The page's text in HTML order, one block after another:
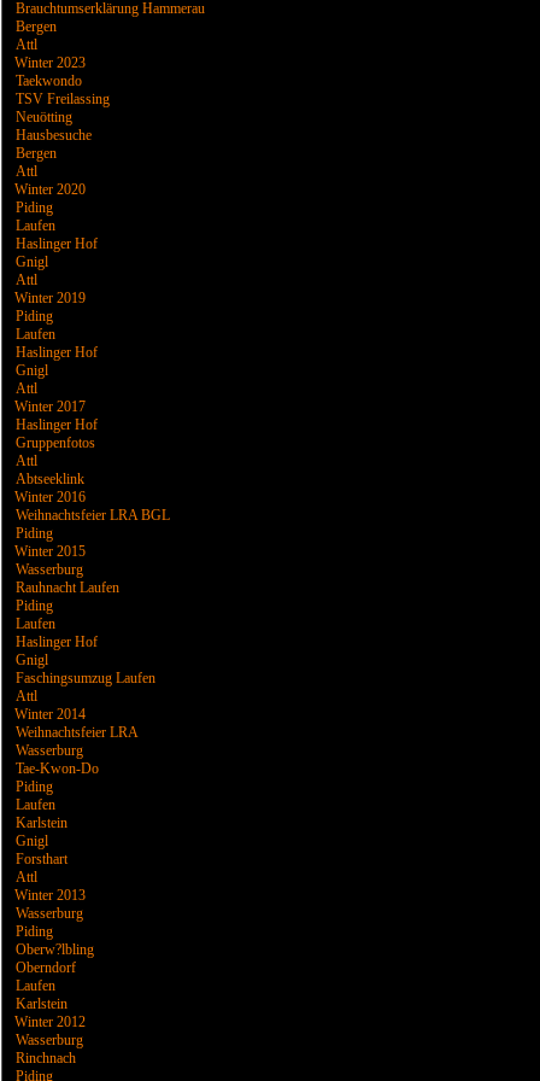
Brauchtumserklärung Hammerau
Bergen
Attl
Winter 2023
Taekwondo
TSV Freilassing
Neuötting
Hausbesuche
Bergen
Attl
Winter 2020
Piding
Laufen
Haslinger Hof
Gnigl
Attl
Winter 2019
Piding
Laufen
Haslinger Hof
Gnigl
Attl
Winter 2017
Haslinger Hof
Gruppenfotos
Attl
Abtseeklink
Winter 2016
Weihnachtsfeier LRA BGL
Piding
Winter 2015
Wasserburg
Rauhnacht Laufen
Piding
Laufen
Haslinger Hof
Gnigl
Faschingsumzug Laufen
Attl
Winter 2014
Weihnachtsfeier LRA
Wasserburg
Tae-Kwon-Do
Piding
Laufen
Karlstein
Gnigl
Forsthart
Attl
Winter 2013
Wasserburg
Piding
Oberw?lbling
Oberndorf
Laufen
Karlstein
Winter 2012
Wasserburg
Rinchnach
Piding